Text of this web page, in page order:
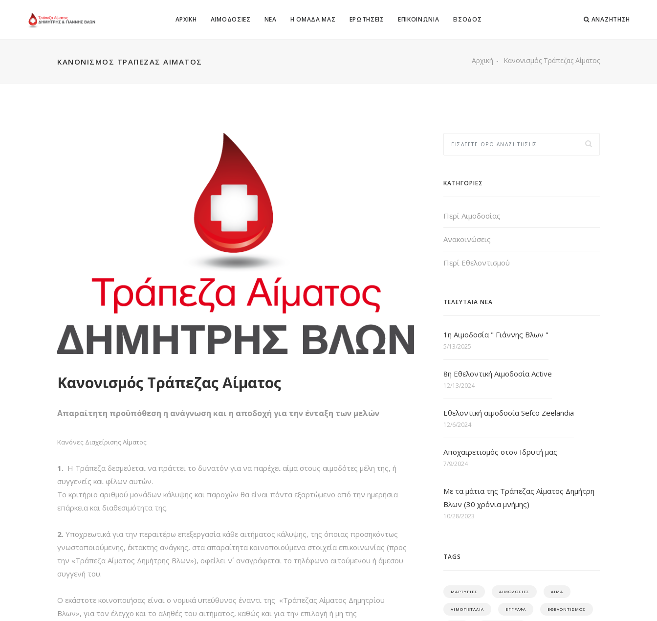
ΑΡΧΙΚΗ ΑΙΜΟΔΟΣΙΕΣ ΝΕΑ Η ΟΜΑΔΑ ΜΑΣ ΕΡΩΤΗΣΕΙΣ ΕΠΙΚΟΙΝΩΝΙΑ ΕΙΣΟΔΟΣ ΑΝΑΖΗΤΗΣΗ
ΚΑΝΟΝΙΣΜΌΣ ΤΡΆΠΕΖΑΣ ΑΊΜΑΤΟΣ Αρχική Κανονισμός Τράπεζας Αίματος
Κανονισμός Τράπεζας Αίματος
Απαραίτητη προϋπόθεση η ανάγνωση και η αποδοχή για την ένταξη των μελών
Κανόνες Διαχείρισης Αίματος
1. Η Τράπεζα δεσμεύεται να πράττει το δυνατόν για να παρέχει αίμα στους αιμοδότες μέλη της, ή
συγγενείς και φίλων αυτών.
Το κριτήριο αριθμού μονάδων κάλυψης και παροχών θα είναι πάντα εξαρτώμενο από την ημερήσια
επάρκεια και διαθεσιμότητα της.
2. Υποχρεωτικά για την περαιτέρω επεξεργασία κάθε αιτήματος κάλυψης, της όποιας προσηκόντως
γνωστοποιούμενης, έκτακτης ανάγκης, στα απαραίτητα κοινοποιούμενα στοιχεία επικοινωνίας (προς
την «Τράπεζα Αίματος Δημήτρης Βλων»), οφείλει ν´ αναγράφεται το τηλέφωνο αιτούμενου ή άμεσου
συγγενή του.
Ο εκάστοτε κοινοποιήσας είναι ο νομικά υπεύθυνος έναντι της «Τράπεζας Αίματος Δημητρίου
Βλων», για τον έλεγχο και το αληθές του αιτήματος, καθώς και για την επιλογή ή μη της
ΚΑΤΗΓΟΡΙΕΣ
Περί Αιμοδοσίας
Ανακοινώσεις
Περί Εθελοντισμού
ΤΕΛΕΥΤΑΙΑ ΝΕΑ
1η Αιμοδοσία " Γιάννης Βλων "
5/13/2025
8η Εθελοντική Αιμοδοσία Active
12/13/2024
Εθελοντική αιμοδοσία Sefco Zeelandia
12/6/2024
Αποχαιρετισμός στον Ιδρυτή μας
7/9/2024
Με τα μάτια της Τράπεζας Αίματος Δημήτρη
Βλων (30 χρόνια μνήμης)
10/28/2023
TAGS
ΜΑΡΤΥΡΙΕΣ ΑΙΜΟΔΟΣΙΕΣ ΑΙΜΑ
ΑΙΜΟΠΕΤΑΛΙΑ ΕΓΓΡΑΦΑ ΕΘΕΛΟΝΤΙΣΜΟΣ